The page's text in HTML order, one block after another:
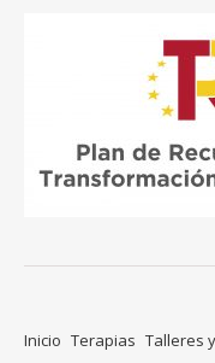
Inicio Terapias Talleres